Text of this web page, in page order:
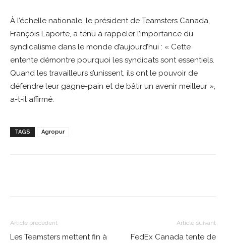
À l’échelle nationale, le président de Teamsters Canada,
François Laporte, a tenu à rappeler l’importance du
syndicalisme dans le monde d’aujourd’hui : « Cette
entente démontre pourquoi les syndicats sont essentiels.
Quand les travailleurs s’unissent, ils ont le pouvoir de
défendre leur gagne-pain et de bâtir un avenir meilleur »,
a-t-il affirmé.
TAGS Agropur
Article précédent
Les Teamsters mettent fin à
Article suivant
FedEx Canada tente de